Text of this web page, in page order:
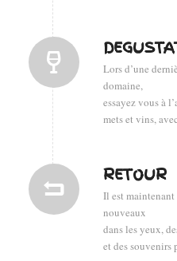
Lors d’une
domaine,
essayez vous à
mets et vins,
RETOUR
Il est maintenant
nouveaux
dans les yeux,
et des